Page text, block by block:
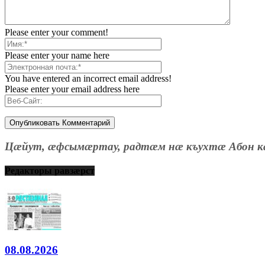
Please enter your comment!
Please enter your name here
You have entered an incorrect email address!
Please enter your email address here
Цæйут, æфсымæртау, радтæм нæ къухтæ Абон
Редакторы равзæрст
08.08.2026